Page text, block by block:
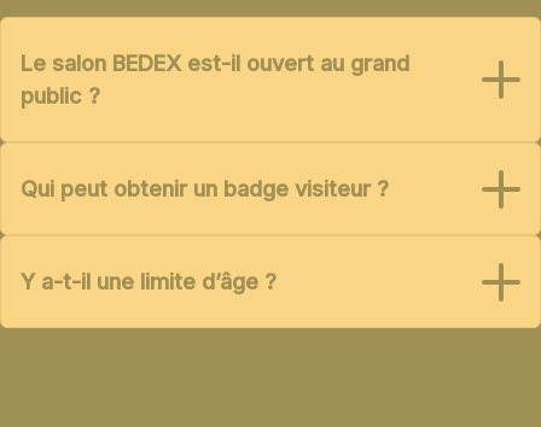
Le salon BEDEX est-il ouvert au grand
public ?
Qui peut obtenir un badge visiteur ?
Y a-t-il une limite d’âge ?